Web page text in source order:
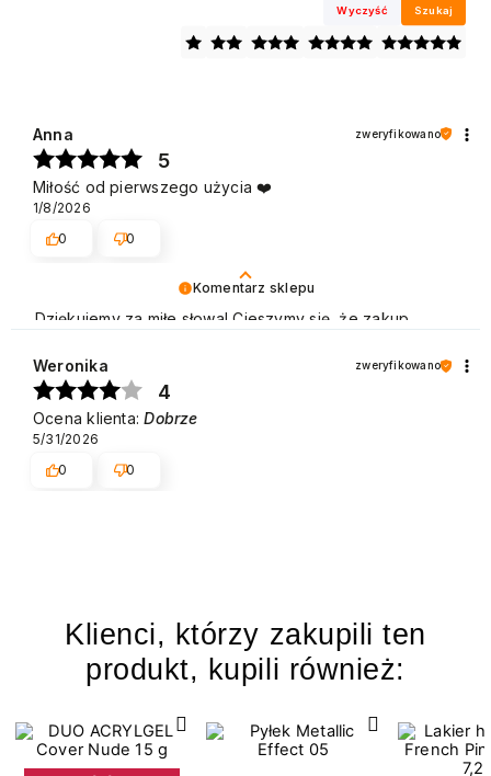
Wyczyść Szukaj
Komentarz sklepu
Dziękujemy za miłe słowa! Cieszymy się, że zakup
odpowiednią obsługę naszym klientom. Dziękujemy raz
jeszcze! Pozdrawiamy
Anna zweryfikowano
5
Miłość od pierwszego użycia ❤️
1/8/2026
0
0
Weronika zweryfikowano
4
Ocena klienta:Dobrze
5/31/2026
0
0
Klienci, którzy zakupili ten
produkt, kupili również: